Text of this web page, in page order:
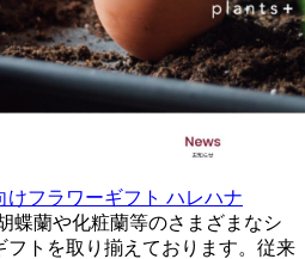
けフラワーギフト ハレハナ
蝶蘭や化粧蘭等のさまざまなシ
フトを取り揃えております。従来